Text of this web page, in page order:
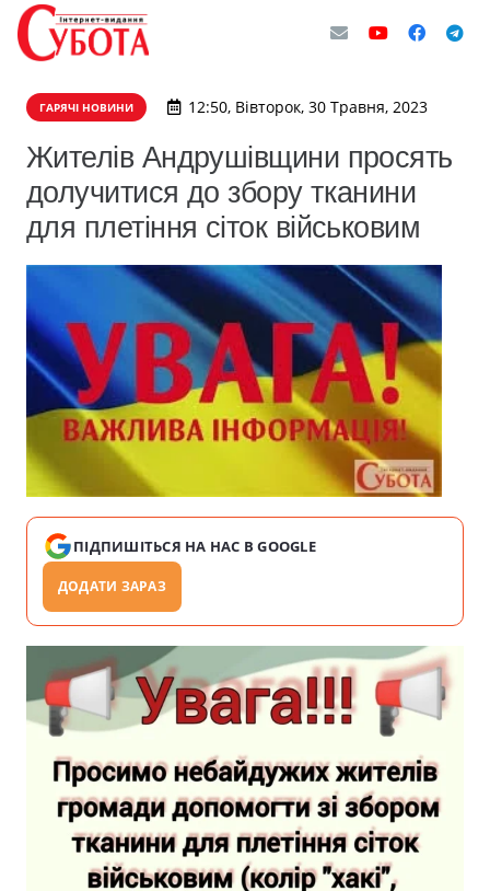
ГАРЯЧІ НОВИНИ 12:50, Вівторок, 30 Травня, 2023
Жителів Андрушівщини просять
долучитися до збору тканини
для плетіння сіток військовим
ПІДПИШІТЬСЯ НА НАС В GOOGLE
ДОДАТИ ЗАРАЗ